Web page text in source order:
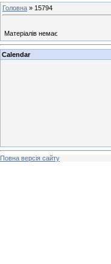
Головна » 15794
Матеріалів немає
Calendar
Повна версія сайту